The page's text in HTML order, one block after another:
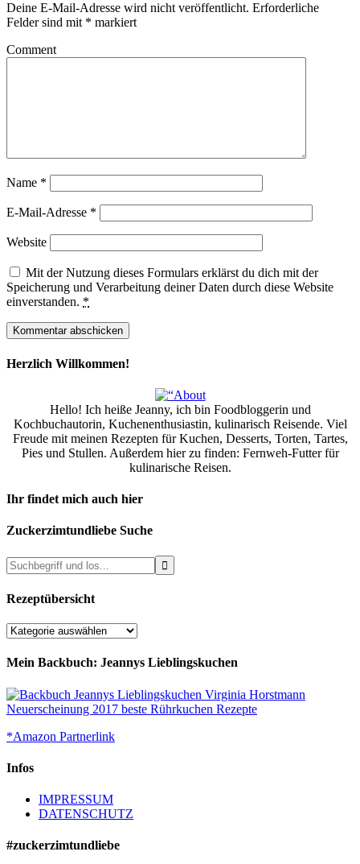
Deine E-Mail-Adresse wird nicht veröffentlicht. Erforderliche
Felder sind mit * markiert
Comment
Name *
E-Mail-Adresse *
Website
Mit der Nutzung dieses Formulars erklärst du dich mit der
Speicherung und Verarbeitung deiner Daten durch diese Website
einverstanden. *
Herzlich Willkommen!
Hello! Ich heiße Jeanny, ich bin Foodbloggerin und
Kochbuchautorin, Kuchenenthusiastin, kulinarisch Reisende. Viel
Freude mit meinen Rezepten für Kuchen, Desserts, Torten, Tartes,
Pies und Stullen. Außerdem hier zu finden: Fernweh-Futter für
kulinarische Reisen.
Ihr findet mich auch hier
Zuckerzimtundliebe Suche
Rezeptübersicht
Rezeptübersicht
Mein Backbuch: Jeannys Lieblingskuchen
*Amazon Partnerlink
Infos
IMPRESSUM
DATENSCHUTZ
#zuckerzimtundliebe